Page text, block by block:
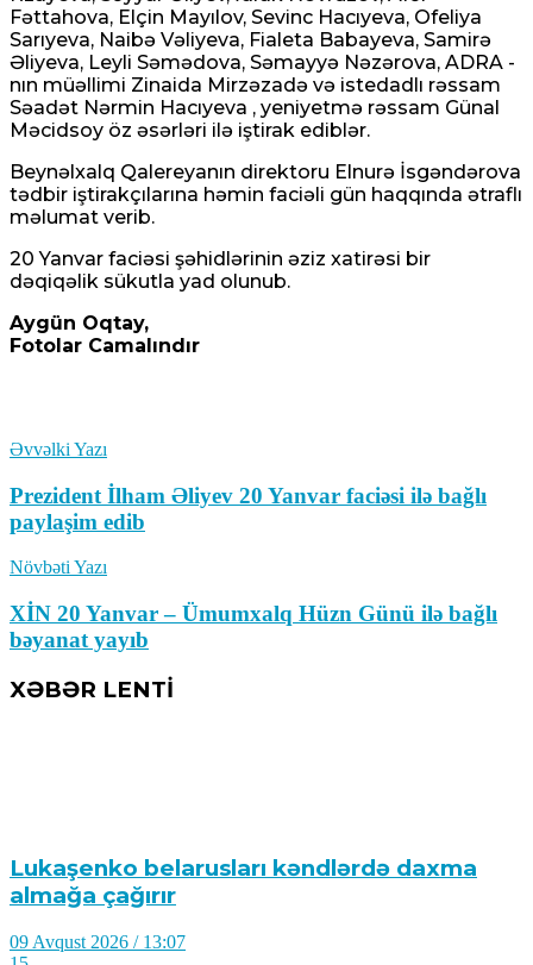
Fəttahova, Elçin Mayılov, Sevinc Hacıyeva, Ofeliya
Sarıyeva, Naibə Vəliyeva, Fialeta Babayeva, Samirə
Əliyeva, Leyli Səmədova, Səmayyə Nəzərova, ADRA -
nın müəllimi Zinaida Mirzəzadə və istedadlı rəssam
Səadət Nərmin Hacıyeva , yeniyetmə rəssam Günal
Məcidsoy öz əsərləri ilə iştirak ediblər.
Beynəlxalq Qalereyanın direktoru Elnurə İsgəndərova
tədbir iştirakçılarına həmin faciəli gün haqqında ətraflı
məlumat verib.
20 Yanvar faciəsi şəhidlərinin əziz xatirəsi bir
dəqiqəlik sükutla yad olunub.
Aygün Oqtay,
Fotolar Camalındır
Əvvəlki Yazı
Prezident İlham Əliyev 20 Yanvar faciəsi ilə bağlı
paylaşim edib
Növbəti Yazı
XİN 20 Yanvar – Ümumxalq Hüzn Günü ilə bağlı
bəyanat yayıb
XƏBƏR LENTİ
Lukaşenko belarusları kəndlərdə daxma
almağa çağırır
09 Avqust 2026 / 13:07